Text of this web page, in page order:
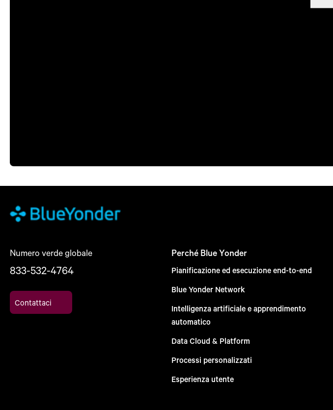
Numero verde globale
833-532-4764
Contattaci
Perché Blue Yonder
Pianificazione ed esecuzione end-to-end
Blue Yonder Network
Intelligenza artificiale e apprendimento
automatico
Data Cloud & Platform
Processi personalizzati
Esperienza utente